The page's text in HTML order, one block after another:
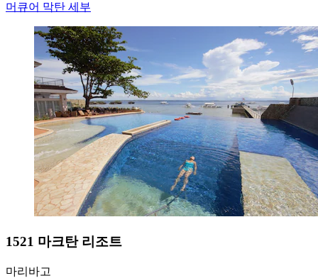
머큐어 막탄 세부
1521 마크탄 리조트
마리바고